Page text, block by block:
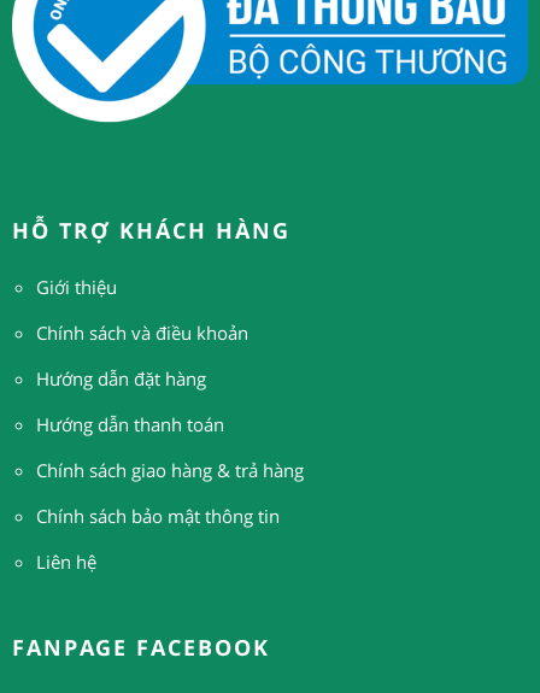
HỖ TRỢ KHÁCH HÀNG
Giới thiệu
Chính sách và điều khoản
Hướng dẫn đặt hàng
Hướng dẫn thanh toán
Chính sách giao hàng & trả hàng
Chính sách bảo mật thông tin
Liên hệ
FANPAGE FACEBOOK